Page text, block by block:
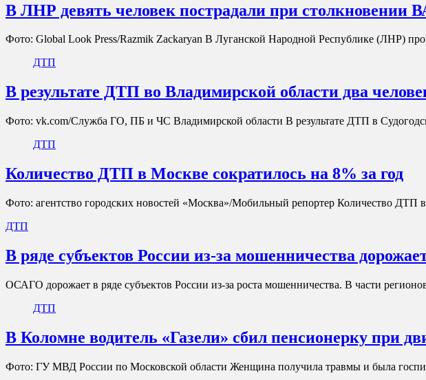
В ЛНР девять человек пострадали при столкновении
Фото: Global Look Press/Razmik Zackaryan В Луганской Народной Республике (ЛНР)
ДТП
В результате ДТП во Владимирской области два
Фото: vk.com/Служба ГО, ПБ и ЧС Владимирской области В результате ДТП в
ДТП
Количество ДТП в Москве сократилось на 8% за год
Фото: агентство городских новостей «Москва»/Мобильный репортер Количество ДТП
ДТП
В ряде субъектов России из-за мошенничества
ОСАГО дорожает в ряде субъектов России из-за роста мошенничества. В части
ДТП
В Коломне водитель «Газели» сбил пенсионерку при
Фото: ГУ МВД России по Московской области Женщина получила травмы и была